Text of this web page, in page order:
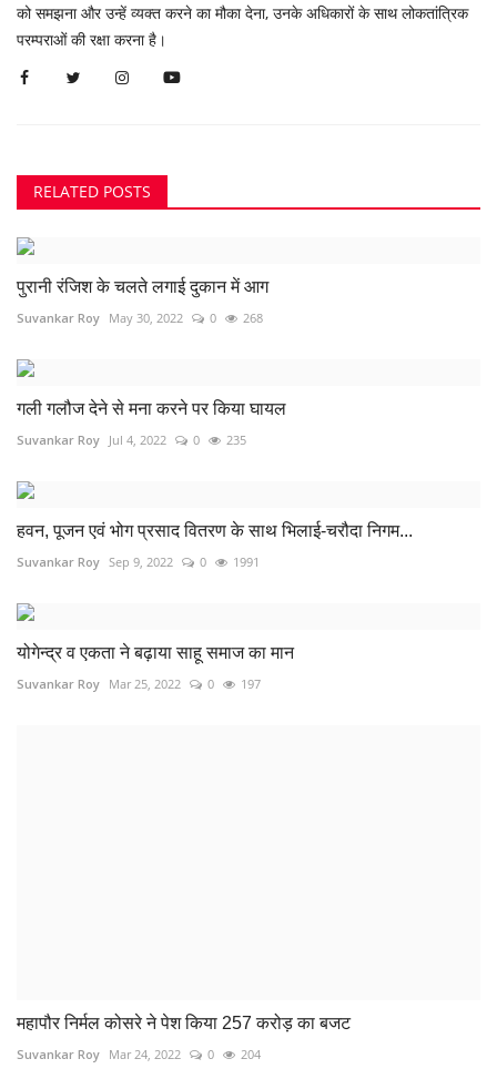
को समझना और उन्हें व्यक्त करने का मौका देना, उनके अधिकारों के साथ लोकतांत्रिक
परम्पराओं की रक्षा करना है।
RELATED POSTS
पुरानी रंजिश के चलते लगाई दुकान में आग
Suvankar Roy May 30, 2022 0 268
गली गलौज देने से मना करने पर किया घायल
Suvankar Roy Jul 4, 2022 0 235
हवन, पूजन एवं भोग प्रसाद वितरण के साथ भिलाई-चरौदा निगम...
Suvankar Roy Sep 9, 2022 0 1991
योगेन्द्र व एकता ने बढ़ाया साहू समाज का मान
Suvankar Roy Mar 25, 2022 0 197
महापौर निर्मल कोसरे ने पेश किया 257 करोड़ का बजट
Suvankar Roy Mar 24, 2022 0 204